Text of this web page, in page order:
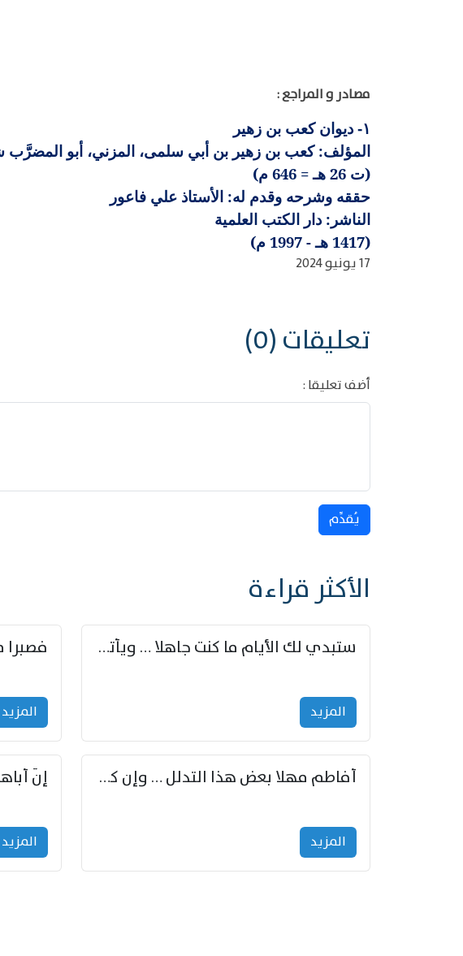
مصادر و المراجع :
١-
ديوان كعب بن زهير
المؤلف: كعب بن زهير بن أبي سلمى، المزني، أبو
(ت 26 هـ = 646 م)
حققه وشرحه وقدم له: الأستاذ علي فاعور
الناشر: دار الكتب العلمية
(1417 هـ - 1997 م)
17 يونيو 2024
تعليقات (0)
أضف تعليقا :
يُقدِّم
الأكثر قراءة
ستبدي لك الأيام ما كنت جاهلا … ويأتيك بالأخبار من لم تزوّد
المزید المزید
أفاطم مهلا بعض هذا التدلل … وإن كنت قد أزمعت صرمي فأجملي
المزید المزید